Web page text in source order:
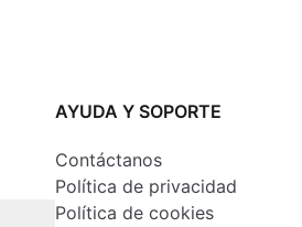
AYUDA Y SOPORTE
Contáctanos
Política de privacidad
Política de cookies